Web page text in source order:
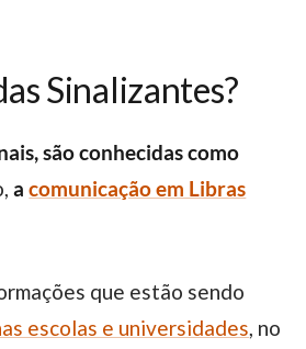
Sinalizantes?
são conhecidas como
acomunicação em Libras
que estão sendo
escolas e universidades, no